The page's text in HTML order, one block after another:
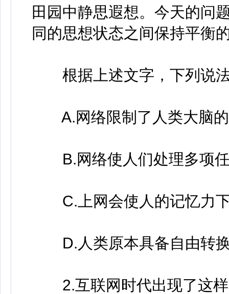
田园中静思遐想。今天的问
同的思想状态之间保持平衡
根据上述文字，下列说法
A.网络限制了人类大脑的
B.网络使人们处理多项任
C.上网会使人的记忆力下
D.人类原本具备自由转换
2.互联网时代出现了这样